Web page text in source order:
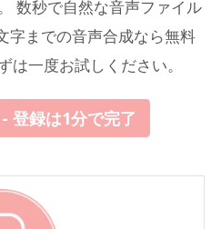
数秒で自然な音声ファイル
字までの音声合成なら無料
は一度お試しください。
登録は1分で完了